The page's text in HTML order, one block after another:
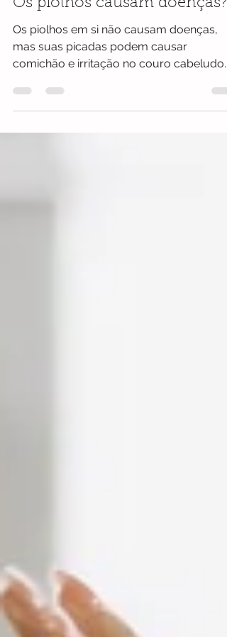
6 de jun. de 2023
1 min de leitura
Os piolhos causam doenças?
Os piolhos em si não causam doenças,
comichão e irritação no couro cabeludo.
Arranhões excessivos podem causar